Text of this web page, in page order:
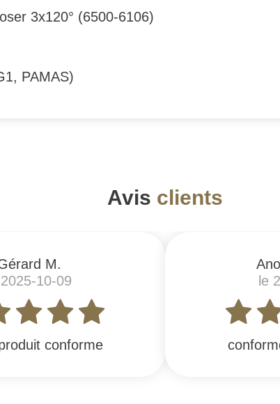
3x120° (6500-6106)
PAMAS)
Avis clients
M.
2025-10-09
conforme
le